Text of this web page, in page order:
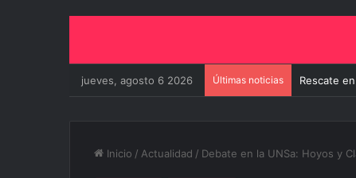
jueves, agosto 6 2026 Últimas noticias El
Inicio / Actualidad / Debate en la UNSa: Hoyos y